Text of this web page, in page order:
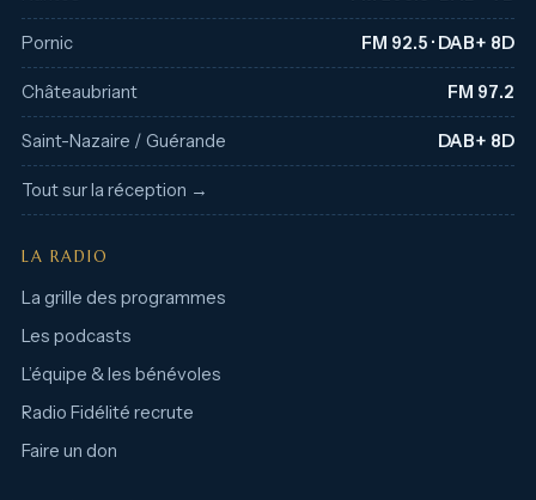
Pornic FM 92.5 · DAB+ 8D
Châteaubriant FM 97.2
Saint-Nazaire / Guérande DAB+ 8D
Tout sur la réception →
LA RADIO
La grille des programmes
Les podcasts
L’équipe & les bénévoles
Radio Fidélité recrute
Faire un don